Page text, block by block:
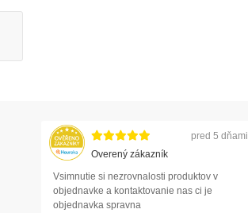
pred 5 dňami
Overený zákazník
Vsimnutie si nezrovnalosti produktov v
objednavke a kontaktovanie nas ci je
objednavka spravna